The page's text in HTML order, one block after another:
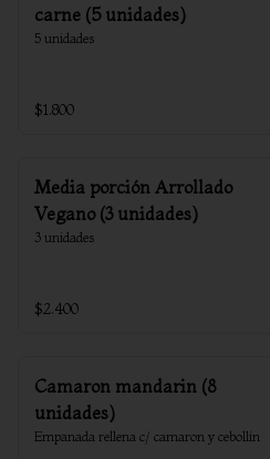
carne (5 unidades)
5 unidades
$1.800
Media porción Arrollado
Vegano (3 unidades)
3 unidades
$2.400
Camaron mandarin (8
unidades)
Empanada rellena c/ camaron y cebollin